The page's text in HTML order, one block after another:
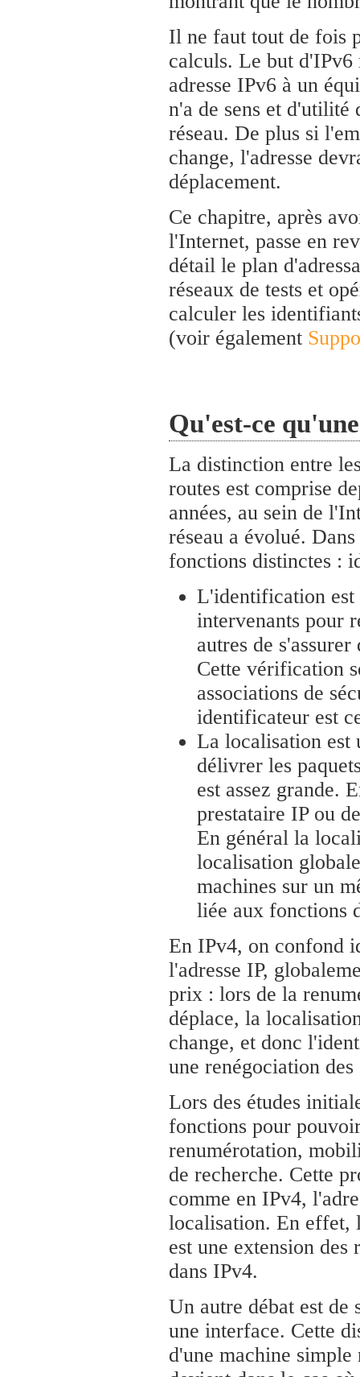
Il ne faut tout de fois
calculs. Le but d'IPv6
adresse IPv6 à un
n'a de sens et d'utilité
réseau. De plus si
change, l'adresse
déplacement.
Ce chapitre, après
l'Internet, passe en
détail le plan
réseaux de tests et
calculer les
(voir également
Qu'est-ce
La distinction entre
routes est comprise
années, au sein de
réseau a évolué.
fonctions distinctes :
L'identification est
intervenants pour
autres de
Cette vérification
associations de
identificateur est
La localisation est
délivrer les
est assez grande.
prestataire IP ou
En général la
localisation
machines sur un
liée aux fonctions
En IPv4, on confond
l'adresse IP,
prix : lors de la
déplace, la
change, et donc
une renégociation
Lors des études
fonctions pour
renumérotation,
de recherche. Cette
comme en IPv4,
localisation. En effet,
est une extension
dans IPv4.
Un autre débat est de
une interface. Cette
d'une machine